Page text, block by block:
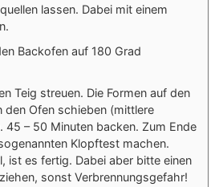
lassen. Dabei mit einem
Backofen auf 180 Grad
Teig streuen. Die Formen auf den
den Ofen schieben (mittlere
45 – 50 Minuten backen. Zum Ende
Klopftest machen.
ist es fertig. Dabei aber bitte einen
sonst Verbrennungsgefahr!